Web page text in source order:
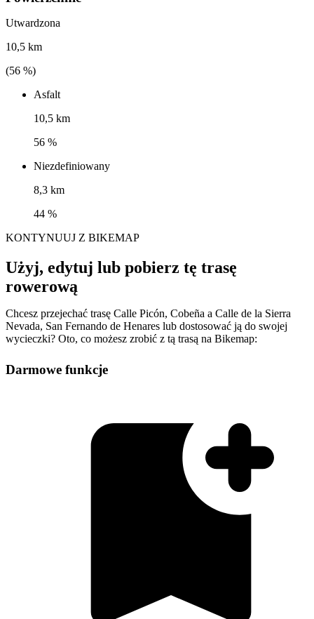
Utwardzona
10,5 km
(56 %)
Asfalt
10,5 km
56 %
Niezdefiniowany
8,3 km
44 %
KONTYNUUJ Z BIKEMAP
Użyj, edytuj lub pobierz tę trasę
rowerową
Chcesz przejechać trasę Calle Picón, Cobeña a Calle de la Sierra
Nevada, San Fernando de Henares lub dostosować ją do swojej
wycieczki? Oto, co możesz zrobić z tą trasą na Bikemap:
Darmowe funkcje